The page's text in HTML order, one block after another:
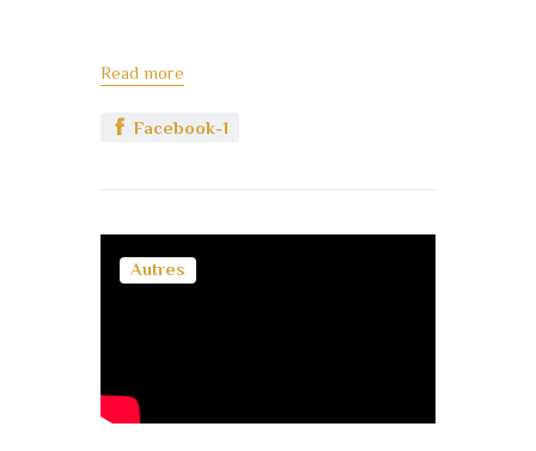
Read more
Facebook-1
Autres